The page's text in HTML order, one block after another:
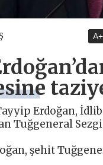
A+
Erdoğan,
Tuğgeneral
şehit